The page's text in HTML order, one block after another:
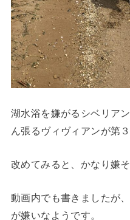
湖水浴を嫌がるシベリア
ん張るヴィヴィアンが第３
改めてみると、かなり嫌
動画内でも書きましたが
が嫌いなようです。